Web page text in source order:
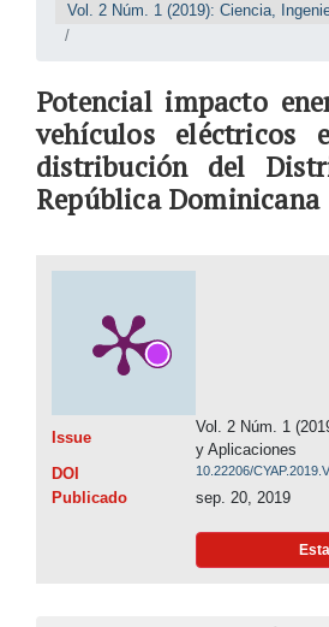
Vol. 2 Núm. 1 (2019): Ciencia,
Potencial impacto
vehículos
distribución del
República Dominicana
Issue
Vol. 2 Núm. 1
y Aplicaciones
DOI
10.22206/
Publicado sep. 20, 2019